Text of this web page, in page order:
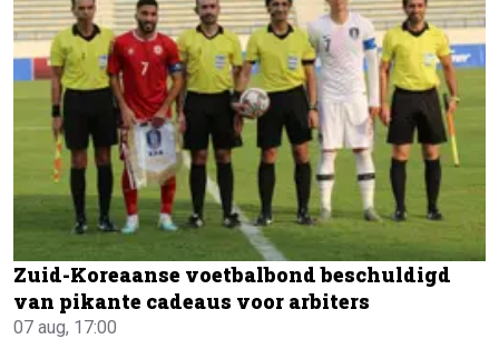
Zuid-Koreaanse voetbalbond beschuldigd
van pikante cadeaus voor arbiters
07 aug, 17:00